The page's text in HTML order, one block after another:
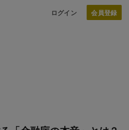
ログイン